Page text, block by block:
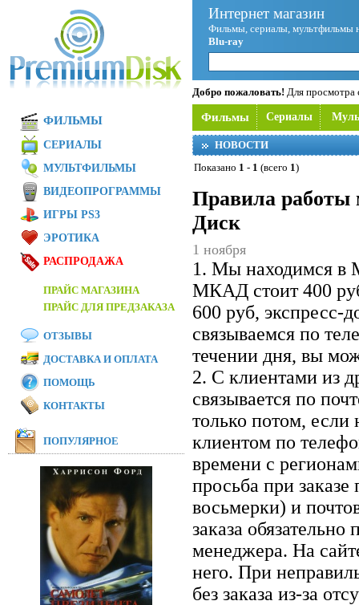
Интернет магазин
Фильмы, сериалы, мультфильмы
Blu-ray
Добро пожаловать! Для просмотра
Фильмы Сериалы
НОВОСТИ
Показано 1 - 1 (всего 1)
Правила работы
Диск
1 ноября
1. Мы находимся в
МКАД стоит 400
600 руб, экспресс-
связываемся по
течении дня, вы
2. С клиентами из
связывается по
только потом, если
клиентом по
времени с
просьба при
восьмерки) и
заказа
менеджера. На
него. При
без заказа из-за
ФИЛЬМЫ
СЕРИАЛЫ
МУЛЬТФИЛЬМЫ
ВИДЕОПРОГРАММЫ
ИГРЫ PS3
ЭРОТИКА
РАСПРОДАЖА
ПРАЙС МАГАЗИНА
ПРАЙС ДЛЯ ПРЕДЗАКАЗА
ОТЗЫВЫ
ДОСТАВКА И ОПЛАТА
ПОМОЩЬ
КОНТАКТЫ
ПОПУЛЯРНОЕ